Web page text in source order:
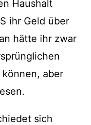
Haushalt
ihr Geld über
hätte ihr zwar
aber
sich